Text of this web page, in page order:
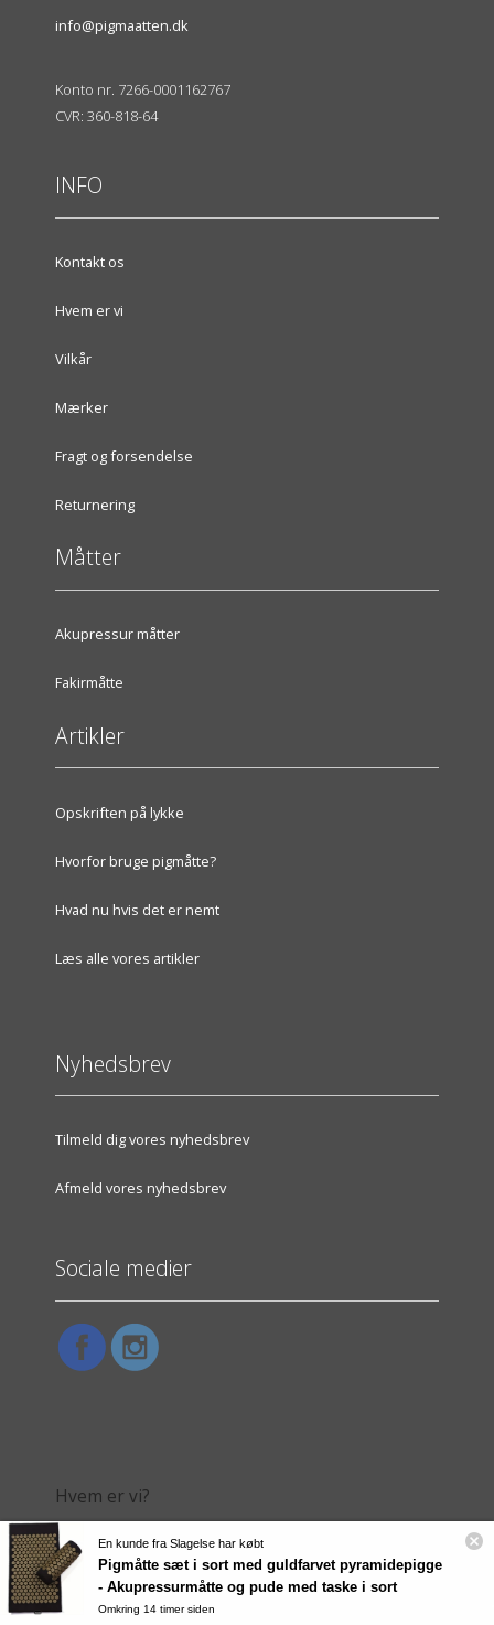
info@pigmaatten.dk
Konto nr. 7266-0001162767
CVR: 360-818-64
INFO
Kontakt os
Hvem er vi
Vilkår
Mærker
Fragt og forsendelse
Returnering
Måtter
Akupressur måtter
Fakirmåtte
Artikler
Opskriften på lykke
Hvorfor bruge pigmåtte?
Hvad nu hvis det er nemt
Læs alle vores artikler
Nyhedsbrev
Tilmeld dig vores nyhedsbrev
Afmeld vores nyhedsbrev
Sociale medier
Hvem er vi?
Vilkår
En kunde fra Slagelse har købt
Pigmåtte sæt i sort med guldfarvet pyramidepigge
- Akupressurmåtte og pude med taske i sort
Omkring 14 timer siden